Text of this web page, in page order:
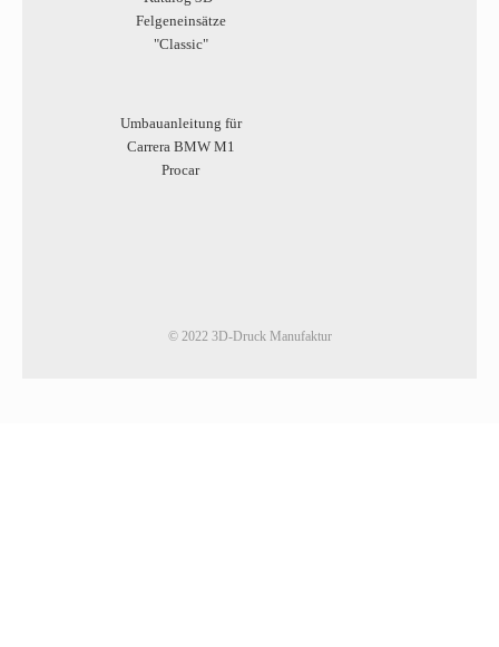
Felgeneinsätze
"Classic"
Umbauanleitung für
Carrera BMW M1
Procar
© 2022 3D-Druck Manufaktur